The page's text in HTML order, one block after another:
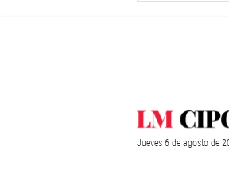
Jueves 6 de agosto de